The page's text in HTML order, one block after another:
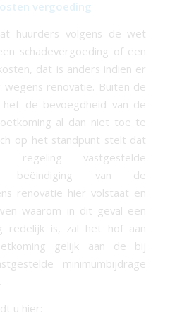
vergoeding
huurders volgens de wet
schadevergoeding of een
dat is anders indien er
wegens renovatie. Buiten de
de bevoegdheid van de
al dan niet toe te
op het standpunt stelt dat
vastgestelde
beëindiging van de
renovatie hier volstaat en
waarom in dit geval een
redelijk is, zal het hof aan
gelijk aan de bij
minimumbijdrage
u hier: